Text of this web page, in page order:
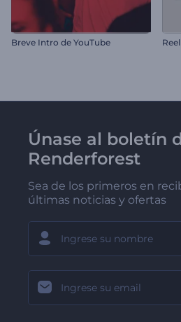
Breve Intro de YouTube
Únase al boletín
Renderforest
Sea de los primeros en
últimas noticias y ofertas